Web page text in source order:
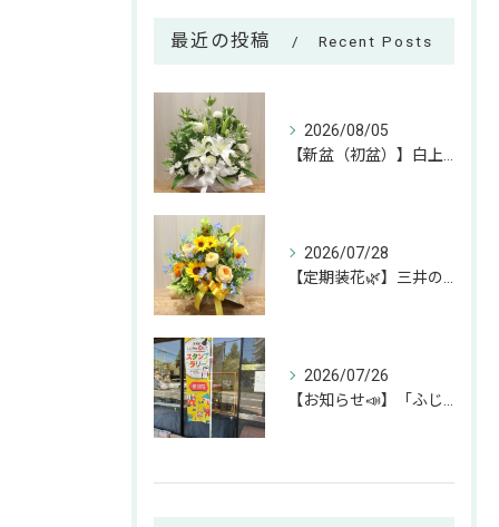
最近の投稿 Recent Posts
2026/08/05
2026/07/28
2026/07/26